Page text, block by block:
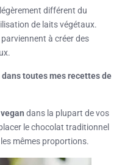
différent du
de laits végétaux.
à créer des
toutes mes recettes de
dans la plupart de vos
le chocolat traditionnel
mêmes proportions.